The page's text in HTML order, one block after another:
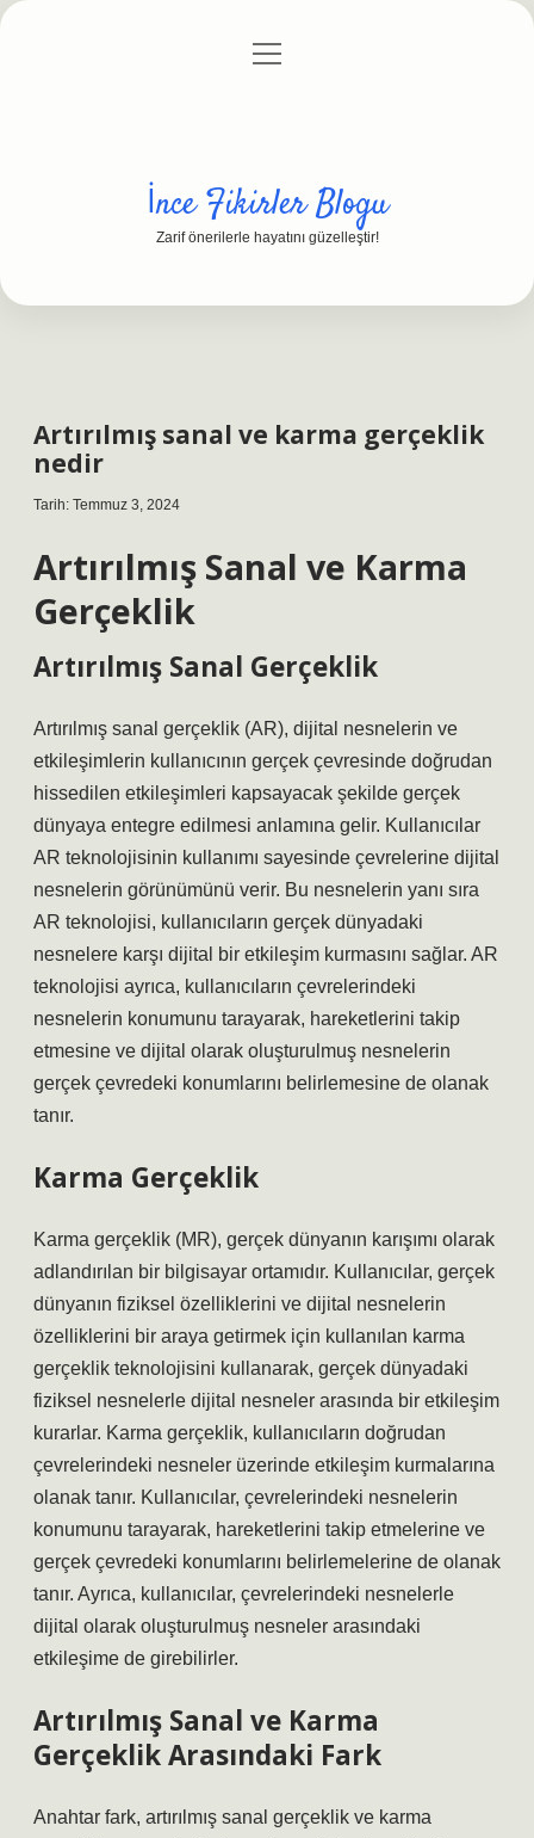
Gizlilik Politikası
menüyü
İnce Fikirler Blogu
Zarif önerilerle hayatını güzelleştir!
Artırılmış sanal ve karma gerçeklik
nedir
Tarih: Temmuz 3, 2024
Artırılmış Sanal ve Karma
Gerçeklik
Artırılmış Sanal Gerçeklik
Artırılmış sanal gerçeklik (AR), dijital nesnelerin ve
etkileşimlerin kullanıcının gerçek çevresinde doğrudan
hissedilen etkileşimleri kapsayacak şekilde gerçek
dünyaya entegre edilmesi anlamına gelir. Kullanıcılar
AR teknolojisinin kullanımı sayesinde çevrelerine dijital
nesnelerin görünümünü verir. Bu nesnelerin yanı sıra
AR teknolojisi, kullanıcıların gerçek dünyadaki
nesnelere karşı dijital bir etkileşim kurmasını sağlar. AR
teknolojisi ayrıca, kullanıcıların çevrelerindeki
nesnelerin konumunu tarayarak, hareketlerini takip
etmesine ve dijital olarak oluşturulmuş nesnelerin
gerçek çevredeki konumlarını belirlemesine de olanak
tanır.
Karma Gerçeklik
Karma gerçeklik (MR), gerçek dünyanın karışımı olarak
adlandırılan bir bilgisayar ortamıdır. Kullanıcılar, gerçek
dünyanın fiziksel özelliklerini ve dijital nesnelerin
özelliklerini bir araya getirmek için kullanılan karma
gerçeklik teknolojisini kullanarak, gerçek dünyadaki
fiziksel nesnelerle dijital nesneler arasında bir etkileşim
kurarlar. Karma gerçeklik, kullanıcıların doğrudan
çevrelerindeki nesneler üzerinde etkileşim kurmalarına
olanak tanır. Kullanıcılar, çevrelerindeki nesnelerin
konumunu tarayarak, hareketlerini takip etmelerine ve
gerçek çevredeki konumlarını belirlemelerine de olanak
tanır. Ayrıca, kullanıcılar, çevrelerindeki nesnelerle
dijital olarak oluşturulmuş nesneler arasındaki
etkileşime de girebilirler.
Artırılmış Sanal ve Karma
Gerçeklik Arasındaki Fark
Anahtar fark, artırılmış sanal gerçeklik ve karma